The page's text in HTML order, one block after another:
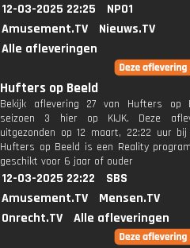
12-03-2025 22:25
NPO1
Amusement.TV
Nieuws.TV
Alle afleveringen
Hufters op Beeld
Bekijk aflevering 27 van Hufters op
seizoen 3 hier op KIJK. Deze
uitgezonden op 12 maart, 22:22 uur bij
Hufters op Beeld is een Reality
geschikt voor 6 jaar of ouder
12-03-2025 22:22
SBS
Amusement.TV
Mensen.TV
Onrecht.TV
Alle afleveringen